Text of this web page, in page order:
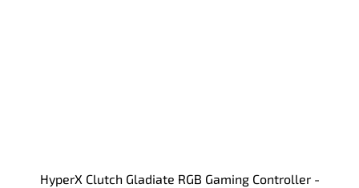
HyperX Clutch Gladiate RGB Gaming Controller -